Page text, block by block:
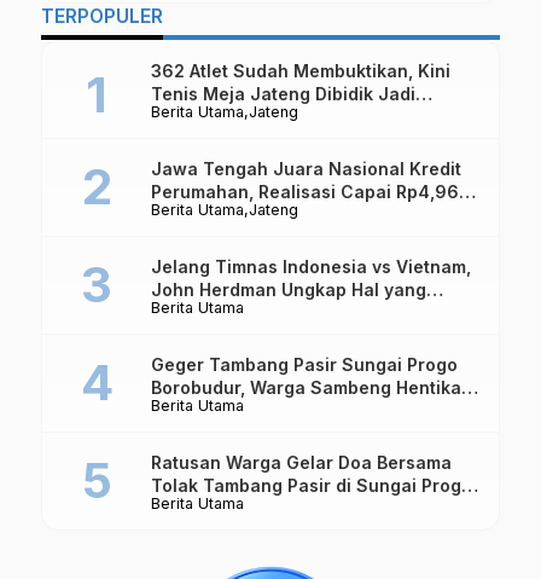
TERPOPULER
Berita Utama Jateng
362 Atlet Sudah Membuktikan, Kini
Tenis Meja Jateng Dibidik Jadi
Kekuatan Nasional
Berita Utama Jateng
Jawa Tengah Juara Nasional Kredit
Perumahan, Realisasi Capai Rp4,96
Triliun
Berita Utama
Jelang Timnas Indonesia vs Vietnam,
John Herdman Ungkap Hal yang
Dipertaruhkan
Berita Utama
Geger Tambang Pasir Sungai Progo
Borobudur, Warga Sambeng Hentikan
Alat Berat dan Usir Truk
Berita Utama
Ratusan Warga Gelar Doa Bersama
Tolak Tambang Pasir di Sungai Progo
Borobudur